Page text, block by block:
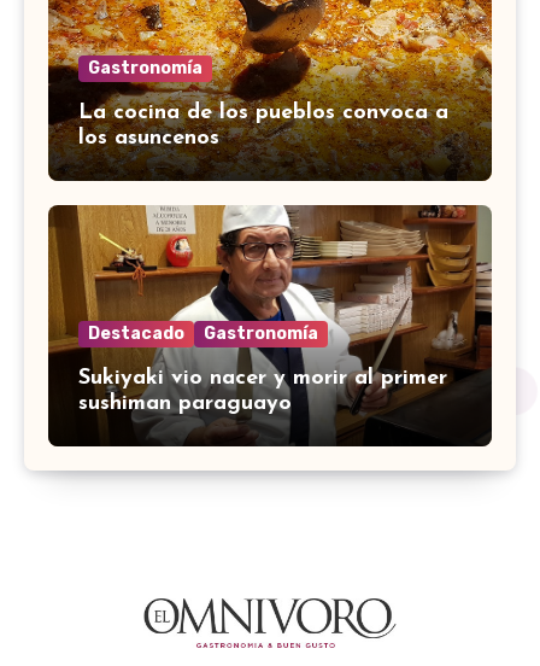
Gastronomía
La cocina de los pueblos convoca a
los asuncenos
Destacado Gastronomía
Sukiyaki vio nacer y morir al primer
sushiman paraguayo